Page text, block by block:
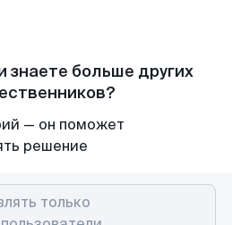
знаете больше других
— он поможет
решение